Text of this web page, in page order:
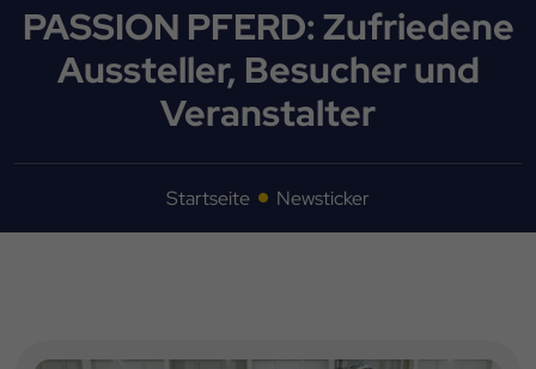
PASSION PFERD: Zufriedene
Aussteller, Besucher und
Veranstalter
Startseite Newsticker